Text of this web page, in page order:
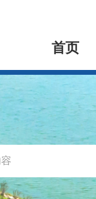
首页